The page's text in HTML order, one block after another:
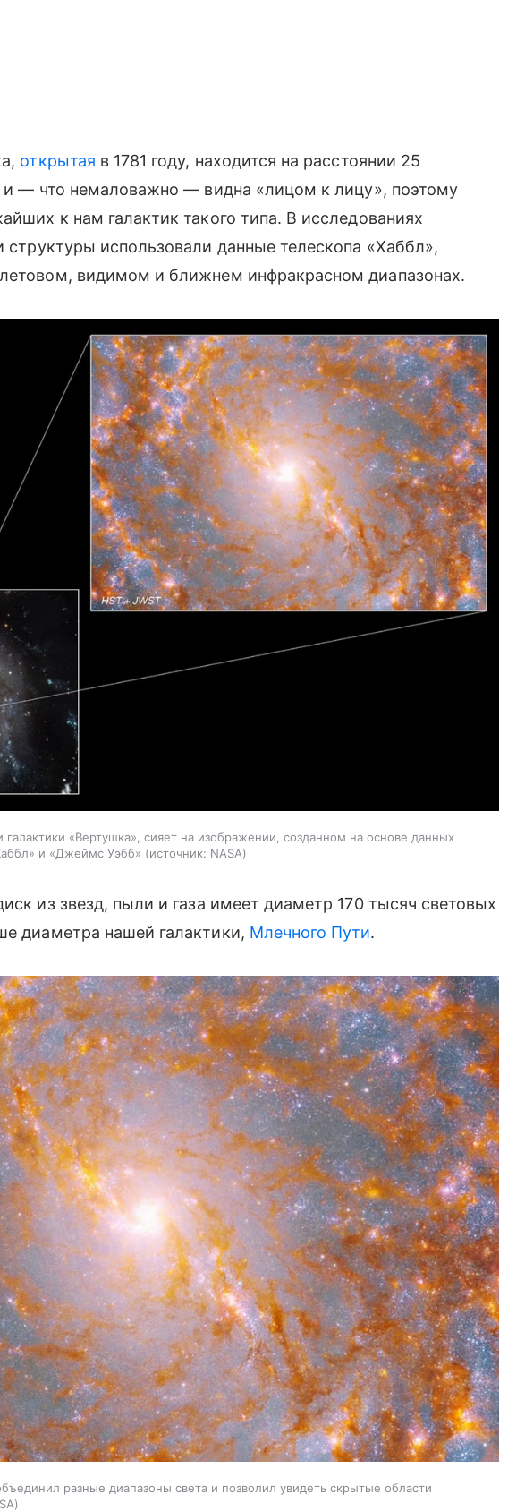
открытая в 1781 году, находится на расстоянии 25
и — что немаловажно — видна «лицом к лицу», поэтому
к нам галактик такого типа. В исследованиях
структуры использовали данные телескопа «Хаббл»,
видимом и ближнем инфракрасном диапазонах.
галактики «Вертушка», сияет на изображении, созданном на основе данных
и «Джеймс Уэбб»
источник: NASA
из звезд, пыли и газа имеет диаметр 170 тысяч световых
диаметра нашей галактики, Млечного Пути.
разные диапазоны света и позволил увидеть скрытые области